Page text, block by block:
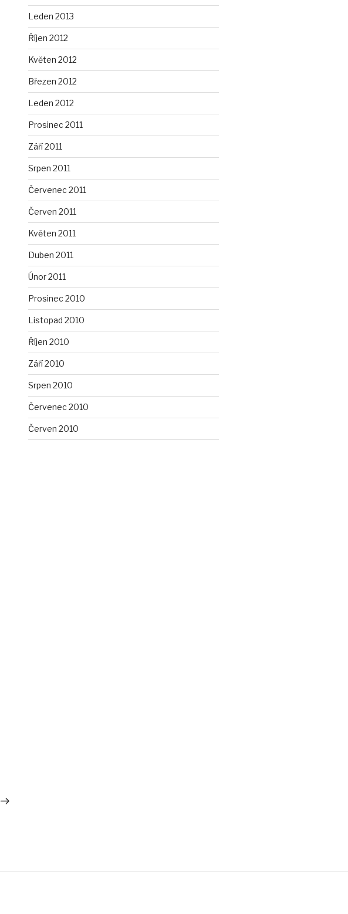
příspěvek
Leden 2013
Říjen 2012
Květen 2012
Březen 2012
Leden 2012
Prosinec 2011
Září 2011
Srpen 2011
Červenec 2011
Červen 2011
Květen 2011
Duben 2011
Únor 2011
Prosinec 2010
Listopad 2010
Říjen 2010
Září 2010
Srpen 2010
Červenec 2010
Červen 2010